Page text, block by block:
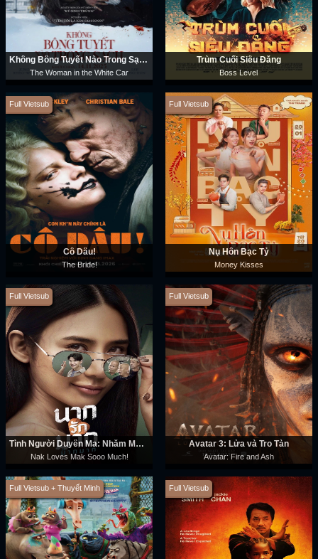
Không Bông Tuyết Nào Trong Sạch
The Woman in the White Car
Trùm Cuối Siêu Đẳng
Boss Level
Full Vietsub
Cô Dâu!
The Bride!
Full Vietsub
Nụ Hôn Bạc Tỷ
Money Kisses
Full Vietsub
Tình Người Duyên Ma: Nhắm Mak Yêu Luôn
Nak Loves Mak Sooo Much!
Full Vietsub
Avatar 3: Lửa và Tro Tàn
Avatar: Fire and Ash
Full Vietsub + Thuyết Minh Full Vietsub